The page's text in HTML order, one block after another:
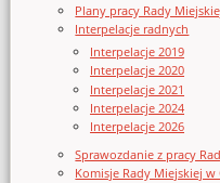
Plany pracy Rady
Interpelacje radnych
Interpelacje 2019
Interpelacje 2020
Interpelacje 2021
Interpelacje 2024
Interpelacje 2026
Sprawozdanie z pracy
Komisje Rady Miejskiej w